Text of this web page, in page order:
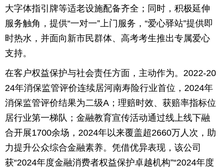
大字体指引牌等适老设施配备齐全；同时，积极延伸
服务触角，提供“一对一”上门服务，“爱心驿站”提供即
时热水，并面向新市民群体、高考考生推出专属爱心
支持。
在客户权益保护与社会责任方面，主动作为。2022-20
24年消保监管评价连续居河南寿险行业首位，2024年
消保监管评价结果为二级A；理赔时效、获赔率指标位
居行业第一梯队；金融教育宣传活动通过线上线下融
合开展1700余场，2024年以来覆盖超2660万人次，助
力提升公众综合金融素养。凭借优异表现，该公司
获“2024年度金融消费者权益保护卓越机构”“2024年度